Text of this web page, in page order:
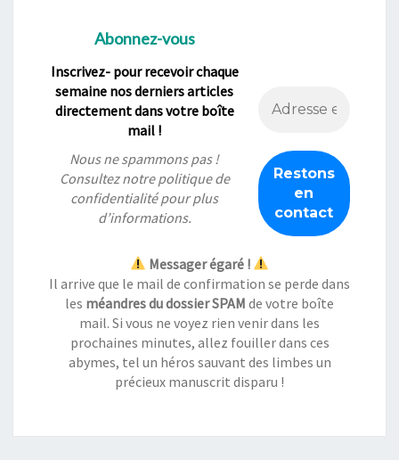
Abonnez-vous
Inscrivez- pour recevoir chaque
semaine nos derniers articles
directement dans votre boîte
mail !
Nous ne spammons pas !
Consultez notrepolitique de
confidentialitépour plus
d’informations.
Messager égaré !
Il arrive que le mail de confirmation se perde dans
les méandres du dossier SPAM de votre boîte
mail. Si vous ne voyez rien venir dans les
prochaines minutes, allez fouiller dans ces
abymes, tel un héros sauvant des limbes un
précieux manuscrit disparu !